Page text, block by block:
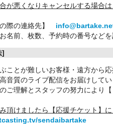
が悪くなりキャンセルする場合
の際の連絡先】
前、枚数、予約時の番号などを
]
ことが難しいお客様・遠方から
音質のライブ配信をお届けしてい
ご理解とスタッフの努力により
頂けましたら【応援チケット】
sendaibartake